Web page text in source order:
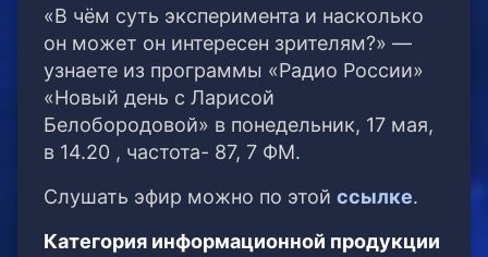
«В чём суть эксперимента и насколько
он может он интересен зрителям?» —
узнаете из программы «Радио России»
«Новый день с Ларисой
Белобородовой» в понедельник, 17 мая,
в 14.20 , частота- 87, 7 ФМ.
Слушать эфир можно по этой ссылке.
Категория информационной продукции